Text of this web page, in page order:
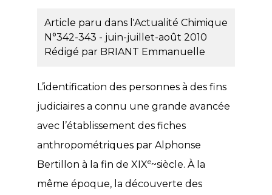
Article paru dans l'Actualité Chimique
N°342-343 - juin-juillet-août 2010
Rédigé par BRIANT Emmanuelle
L’identification des personnes à des fins
judiciaires a connu une grande avancée
avec l’établissement des fiches
anthropométriques par Alphonse
Bertillon à la fin de XIXe~siècle. À la
même époque, la découverte des